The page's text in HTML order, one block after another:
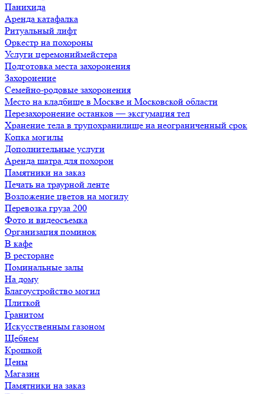
Панихида
Аренда катафалка
Ритуальный лифт
Оркестр на похороны
Услуги церемониймейстера
Подготовка места захоронения
Захоронение
Семейно-родовые захоронения
Место на кладбище в Москве и Московской области
Перезахоронение останков — эксгумация тел
Хранение тела в трупохранилище на неограниченный срок
Копка могилы
Дополнительные услуги
Аренда шатра для похорон
Памятники на заказ
Печать на траурной ленте
Возложение цветов на могилу
Перевозка груза 200
Фото и видеосъемка
Организация поминок
В кафе
В ресторане
Поминальные залы
На дому
Благоустройство могил
Плиткой
Гранитом
Искусственным газоном
Щебнем
Крошкой
Цены
Магазин
Памятники на заказ